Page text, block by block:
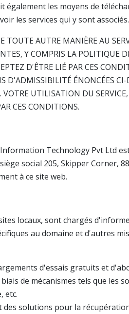
les moyens de
les services qui y sont associés.
AUTRE MANIÈRE AU
Y COMPRIS LA POLITIQUE
D'ÊTRE LIÉ PAR CES
D'ADMISSIBILITÉ ÉNONCÉES CI-
UTILISATION DU
CES CONDITIONS.
Technology Pvt Ltd
social 205, Skipper Corner,
à ce site web.
locaux, sont chargés
au domaine et d'autres
d'essais gratuits et
de mécanismes tels que les
etc.
solutions pour la